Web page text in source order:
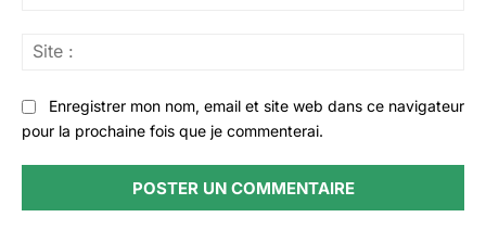
Enregistrer mon nom, email et site web dans ce navigateur
pour la prochaine fois que je commenterai.